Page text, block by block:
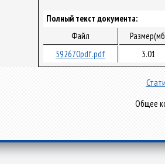
Полный текст документа:
Файл
592670pdf.pdf
3.01
Общее